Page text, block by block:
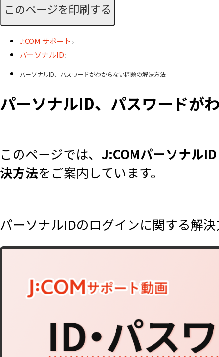
このページを印刷する
J:COM サポート
パーソナルID
パーソナルID、パスワードがわからない問題の解決方法
パーソナルID、パスワードが
このページでは、 J:COMパーソナル
決方法をご案内しています。
パーソナルIDのログインに関する解